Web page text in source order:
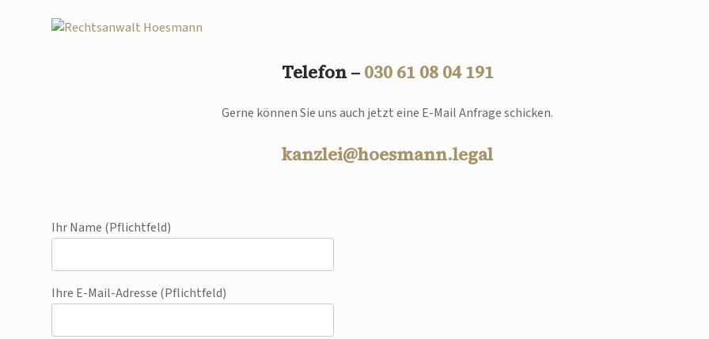
Telefon – 030 61 08 04 191
Gerne können Sie uns auch jetzt eine E-Mail Anfrage schicken.
kanzlei@hoesmann.legal
Ihr Name (Pflichtfeld)
Ihre E-Mail-Adresse (Pflichtfeld)